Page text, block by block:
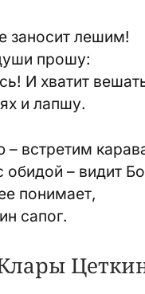
заносит лешим!
прошу:
И хватит
и лапшу.
встретим
– видит
понимает,
сапог.